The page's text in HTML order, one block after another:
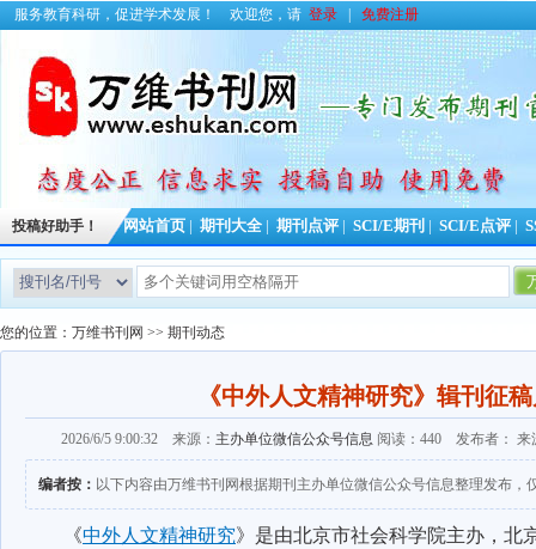
服务教育科研，促进学术发展！ 欢迎您，请 登录 免费注册
投稿好助手！ 网站首页 期刊大全 期刊点评 SCI/E期刊 SCI/E点评
您的位置： 万维书刊网 >> 期刊动态
《中外人文精神研究》辑刊征
2026/6/5 9:00:32 来源： 主办单位微信公众号信息 阅读：440 发布者： 来
编者按： 以下内容由万维书刊网根据期刊主办单位微信公众号信息整理发布，
《中外人文精神研究》是由北京市社会科学院主办，北